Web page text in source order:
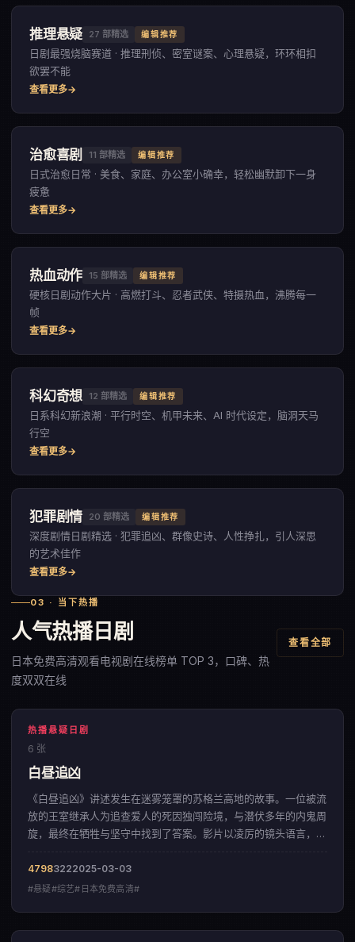
推理悬疑 27 部精选 编辑推荐
日剧最强烧脑赛道 · 推理刑侦、密室谜案、心理悬疑，环环相扣
欲罢不能
查看更多
治愈喜剧 11 部精选 编辑推荐
日式治愈日常 · 美食、家庭、办公室小确幸，轻松幽默卸下一身
疲惫
查看更多
热血动作 15 部精选 编辑推荐
硬核日剧动作大片 · 高燃打斗、忍者武侠、特摄热血，沸腾每一
帧
查看更多
科幻奇想 12 部精选 编辑推荐
日系科幻新浪潮 · 平行时空、机甲未来、AI 时代设定，脑洞天马
行空
查看更多
犯罪剧情 20 部精选 编辑推荐
深度剧情日剧精选 · 犯罪追凶、群像史诗、人性挣扎，引人深思
的艺术佳作
查看更多
03 · 当下热播
人气热播日剧
日本免费高清观看电视剧在线榜单 TOP 3，口碑、热
度双双在线
查看全部
热播悬疑日剧
6 张
白昼追凶
《白昼追凶》讲述发生在迷雾笼罩的苏格兰高地的故事。一位被流
放的王室继承人为追查爱人的死因独闯险境，与潜伏多年的内鬼周
旋，最终在牺牲与坚守中找到了答案。影片以凌厉的镜头语言，呈
47983222025-03-03
#悬疑#综艺#日本免费高清#